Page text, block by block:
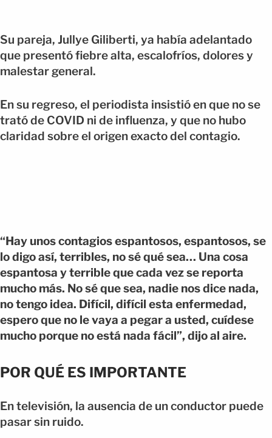
Su pareja, Jullye Giliberti, ya había adelantado
que presentó fiebre alta, escalofríos, dolores y
malestar general.
En su regreso, el periodista insistió en que no se
trató de COVID ni de influenza, y que no hubo
claridad sobre el origen exacto del contagio.
“Hay unos contagios espantosos, espantosos, se
lo digo así, terribles, no sé qué sea… Una cosa
espantosa y terrible que cada vez se reporta
mucho más. No sé que sea, nadie nos dice nada,
no tengo idea. Difícil, difícil esta enfermedad,
espero que no le vaya a pegar a usted, cuídese
mucho porque no está nada fácil”, dijo al aire.
POR QUÉ ES IMPORTANTE
En televisión, la ausencia de un conductor puede
pasar sin ruido.